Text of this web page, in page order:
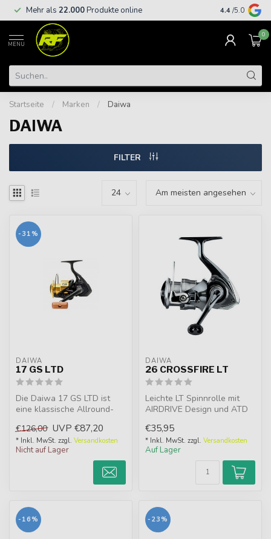
Mehr als 22.000Produkte online Kostenloser
€
4.4 /5.0
MENU
0
Startseite / Marken / Daiwa
DAIWA
FILTER
-31%
DAIWA
17 GS LTD
Die Daiwa 17 GS LTD ist
eine klassische Allround-
Ide...
€126,00 UVP €87,20
* Inkl. MwSt. zzgl. Versandkosten
Nicht auf Lager
DAIWA
26 CROSSFIRE LT
Leichte LT Spinnrolle mit
AIRDRIVE Design und ATD
€35,95
* Inkl. MwSt. zzgl. Versandkosten
Auf Lager
-16% -23%